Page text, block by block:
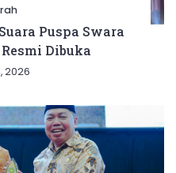
Puspa Swara
Dibuka
2026